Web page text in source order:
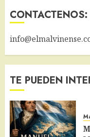
CONTACTENOS:
TE PUEDEN